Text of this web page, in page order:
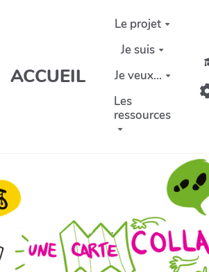
Aller au contenu principal
ACCUEIL
Le projet
Je suis
Je veux...
Les
ressources